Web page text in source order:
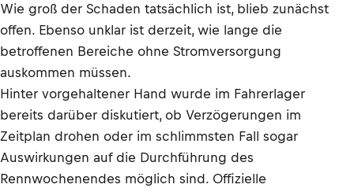
Wie groß der Schaden tatsächlich ist, blieb zunächst
offen. Ebenso unklar ist derzeit, wie lange die
betroffenen Bereiche ohne Stromversorgung
auskommen müssen.
Hinter vorgehaltener Hand wurde im Fahrerlager
bereits darüber diskutiert, ob Verzögerungen im
Zeitplan drohen oder im schlimmsten Fall sogar
Auswirkungen auf die Durchführung des
Rennwochenendes möglich sind. Offizielle